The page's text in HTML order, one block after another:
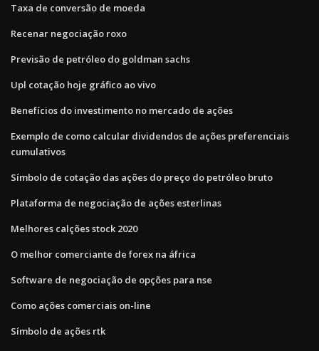
Taxa de conversão de moeda
Recenar negociação roxo
Previsão de petróleo do goldman sachs
Upl cotação hoje gráfico ao vivo
Benefícios do investimento no mercado de ações
Exemplo de como calcular dividendos de ações preferenciais
cumulativos
Símbolo de cotação das ações do preço do petróleo bruto
Plataforma de negociação de ações esterlinas
Melhores calções stock 2020
O melhor comerciante de forex na áfrica
Software de negociação de opções para nse
Como ações comerciais on-line
Símbolo de ações rtk